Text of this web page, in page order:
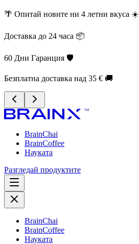
🌴 Опитай новите ни 4 летни вкуса ☀️
Доставка до 24 часа 📦
60 Дни Гаранция 🛡️
Безплатна доставка над 35 € 🚚
BrainChai
BrainCoffee
Науката
Разгледай продуктите
BrainChai
BrainCoffee
Науката